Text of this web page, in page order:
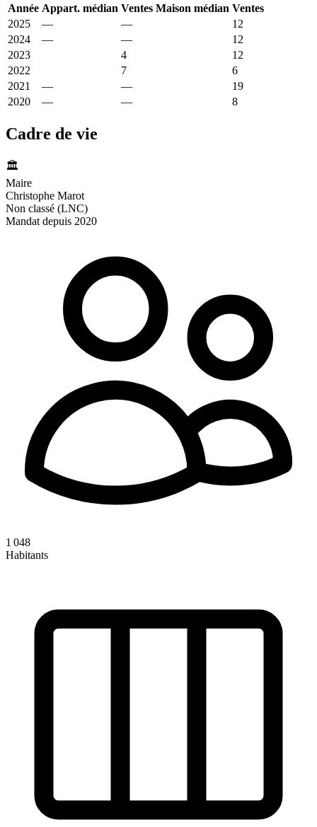
Année Appart. médian Ventes Maison médian Ventes
2025
— —
12
2024
— —
12
2023
4
12
2022
7
6
2021
— —
19
2020
— — 8
Cadre de vie
🏛️
Maire
Christophe Marot
Non classé (LNC)
Mandat depuis 2020
1 048
Habitants